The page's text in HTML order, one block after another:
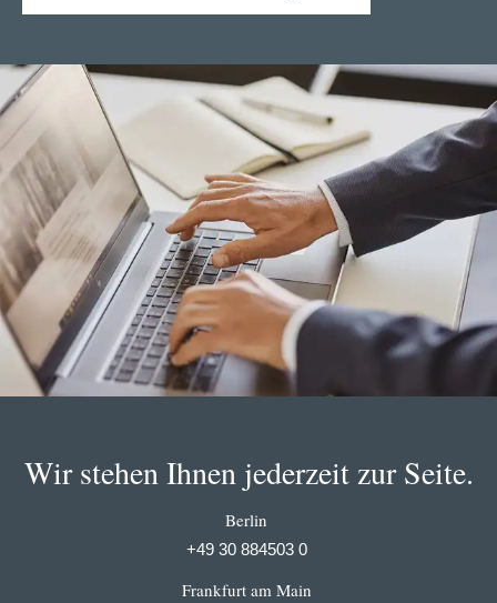
Wir stehen Ihnen jederzeit zur Seite.
Berlin
+49 30 884503 0
Frankfurt am Main